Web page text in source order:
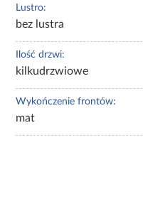
Lustro:
bez lustra
Ilość drzwi:
kilkudrzwiowe
Wykończenie frontów:
mat